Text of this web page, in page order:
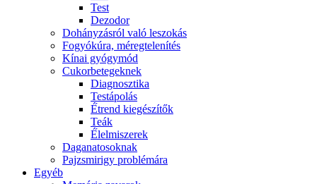
Test
Dezodor
Dohányzásról való leszokás
Fogyókúra, méregtelenítés
Kínai gyógymód
Cukorbetegeknek
Diagnosztika
Testápolás
É́trend kiegészítők
Teák
É́lelmiszerek
Daganatosoknak
Pajzsmirigy problémára
Egyéb